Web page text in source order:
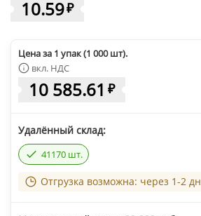
10.59₽
Цена за 1 упак (1 000 шт).
вкл. НДС
10 585.61 ₽
Удалённый склад:
41170 шт.
Отгрузка возможна: через 1-2